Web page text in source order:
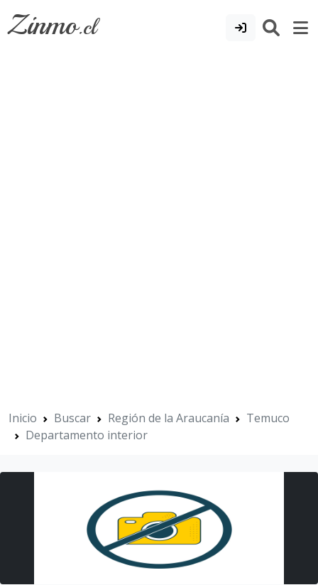
Zinmo.cl
Inicio Buscar Región de la Araucanía
Temuco
Departamento interior